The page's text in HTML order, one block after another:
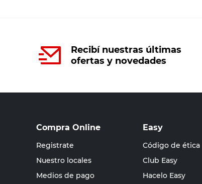
Recibí nuestras últimas
ofertas y novedades
Compra Online
Registrate
Nuestro locales
Medios de pago
Easy
Código de ética
Club Easy
Hacelo Easy